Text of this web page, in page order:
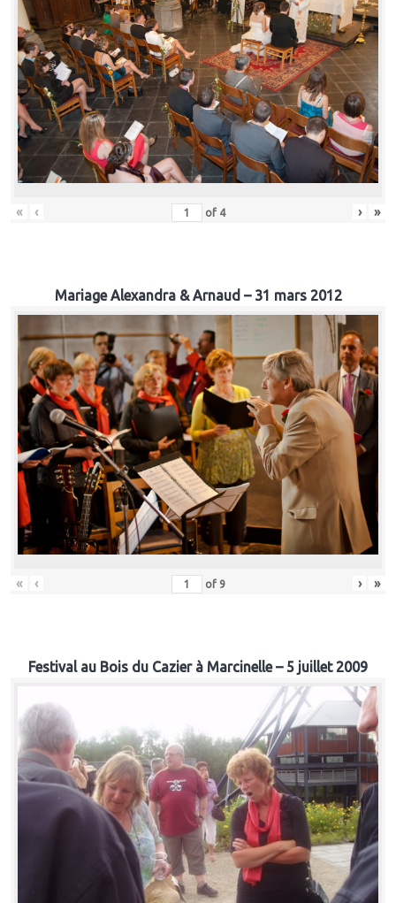
« ‹ of 4 › »
Mariage Alexandra & Arnaud – 31 mars 2012
« ‹ of 9 › »
Festival au Bois du Cazier à Marcinelle – 5 juillet 2009